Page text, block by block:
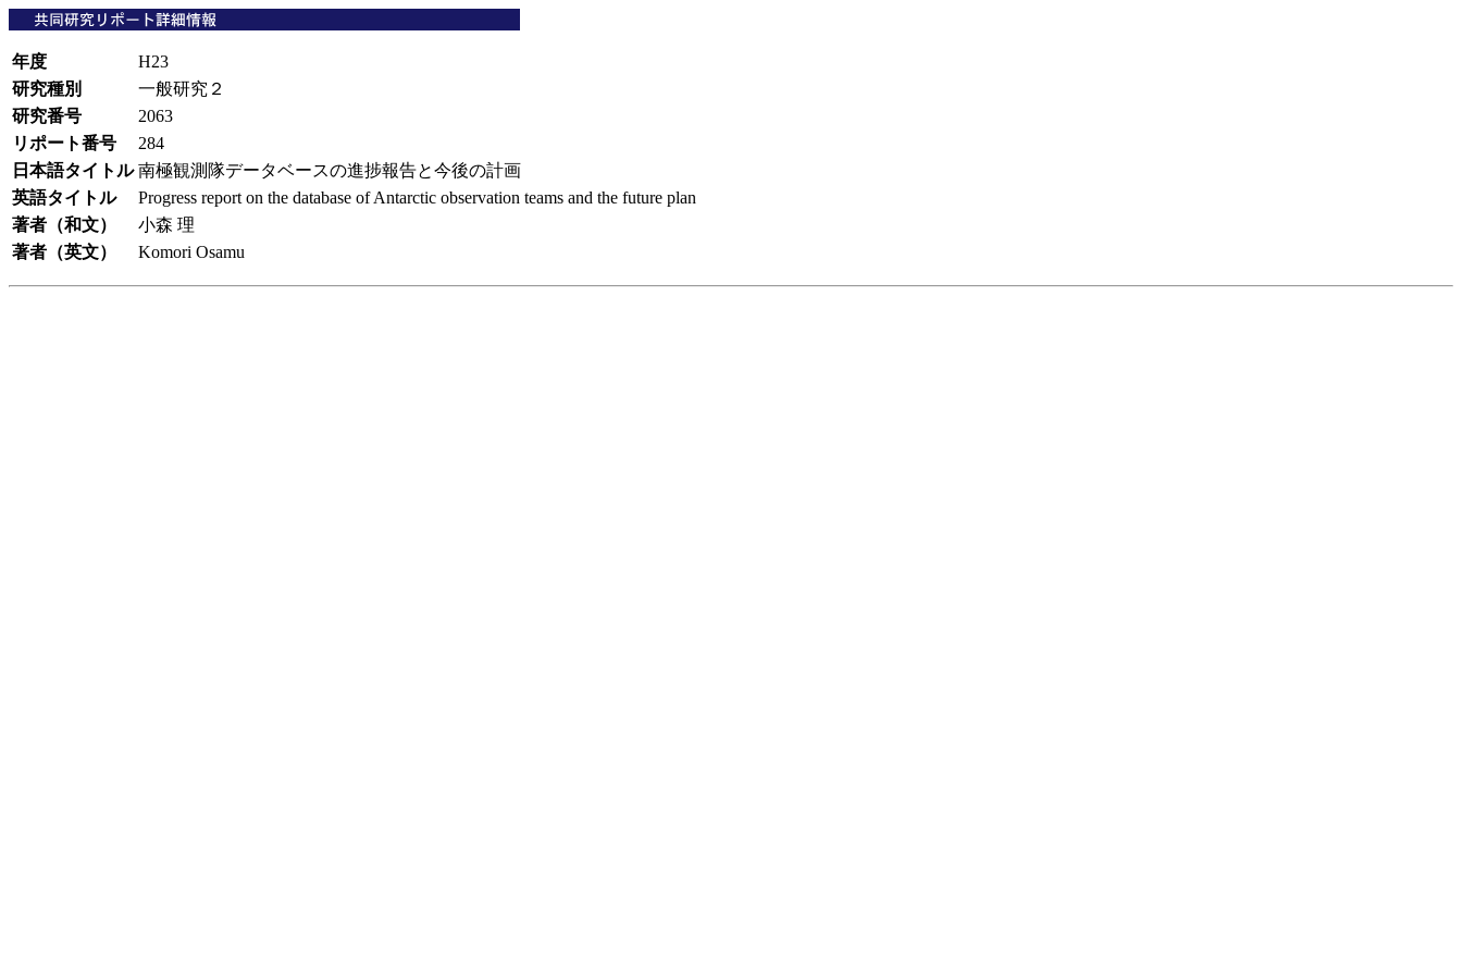
年度
H23
研究種別
一般研究２
研究番号
2063
リポート番号
284
日本語タイトル 南極観測隊データベースの進捗報告と今後の計画
英語タイトル
Progress report on the database of Antarctic observation teams and the future plan
著者（和文）
小森 理
著者（英文）
Komori Osamu